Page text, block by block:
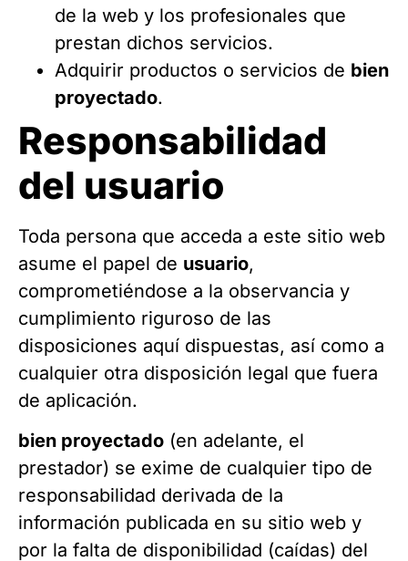
de la web y los profesionales que
prestan dichos servicios.
Adquirir productos o servicios de bien
proyectado.
Responsabilidad
del usuario
Toda persona que acceda a este sitio web
asume el papel de usuario,
comprometiéndose a la observancia y
cumplimiento riguroso de las
disposiciones aquí dispuestas, así como a
cualquier otra disposición legal que fuera
de aplicación.
bien proyectado (en adelante, el
prestador) se exime de cualquier tipo de
responsabilidad derivada de la
información publicada en su sitio web y
por la falta de disponibilidad (caídas) del